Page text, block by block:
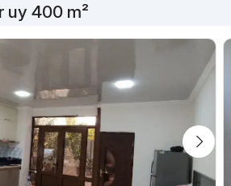
uy 400 m²